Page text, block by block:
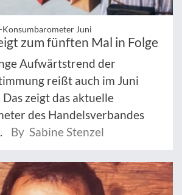
Konsumbarometer Juni
zum fünften Mal in Folge
Aufwärtstrend der
reißt auch im Juni
zeigt das aktuelle
des Handelsverbandes
By Sabine Stenzel